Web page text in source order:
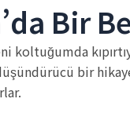
Bir
koltuğumda
bir